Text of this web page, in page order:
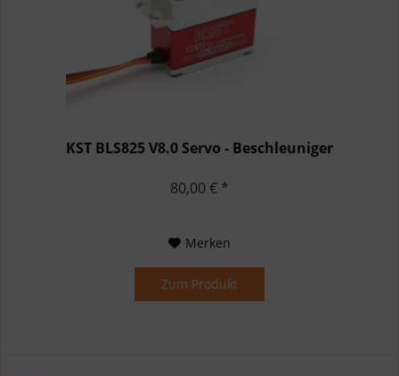
KST BLS825 V8.0 Servo - Beschleuniger
80,00 € *
Merken
Zum Produkt